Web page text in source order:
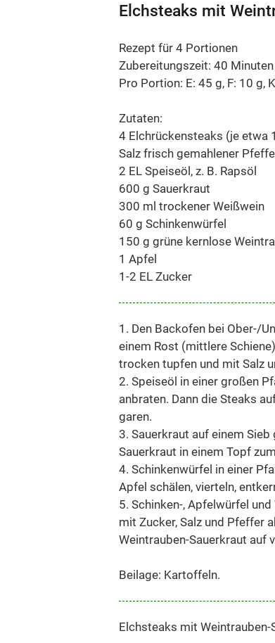
Elchsteaks mit
Rezept für 4 Portionen
Zubereitungszeit: 40 Minuten
Pro Portion: E: 45 g, F: 10 g,
Zutaten:
4 Elchrückensteaks (je etwa
Salz frisch gemahlener
2 EL Speiseöl, z. B. Rapsöl
600 g Sauerkraut
300 ml trockener Weißwein
60 g Schinkenwürfel
150 g grüne kernlose
1 Apfel
1-2 EL Zucker
1. Den Backofen bei Ober-/
einem Rost (mittlere
trocken tupfen und mit Salz
2. Speiseöl in einer großen
anbraten. Dann die Steaks
garen.
3. Sauerkraut auf einem
Sauerkraut in einem Topf
4. Schinkenwürfel in einer
Apfel schälen, vierteln,
5. Schinken-, Apfelwürfel
mit Zucker, Salz und Pfeffer
Weintrauben-Sauerkraut auf
Beilage: Kartoffeln.
Elchsteaks mit Weintrauben-